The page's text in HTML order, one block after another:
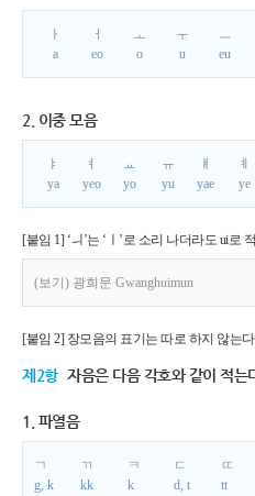
ㅏ
a
ㅓ
eo
ㅗ
o
ㅜ
u
ㅡ
eu
2. 이중 모음
ㅑ
ya
ㅕ
yeo
ㅛ
yo
ㅠ
yu
ㅒ
yae
ㅖ
ye
[붙임 1] ‘ㅢ’는 ‘ㅣ’로 소리 나더라도 ui로
(보기) 광희문 Gwanghuimun
[붙임 2] 장모음의 표기는 따로 하지 않는
제2항 자음은 다음 각호와 같이 적는
1. 파열음
ㄱ
g, k
ㄲ
kk
ㅋ
k
ㄷ
d, t
ㄸ
tt